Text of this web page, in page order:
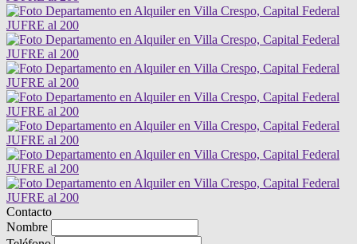
Contacto
Nombre